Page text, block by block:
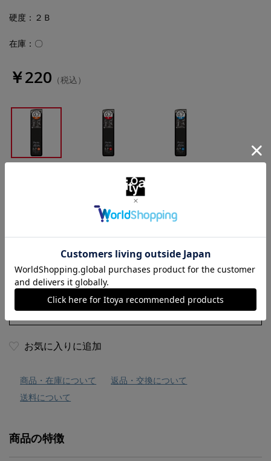
硬度 ：２Ｂ
在庫：〇
￥220 （税込）
お気に入りに追加
商品・在庫について
返品・交換について
送料について
商品の特徴